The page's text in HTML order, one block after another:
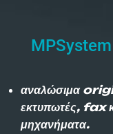
MPSystem
αναλώσιμα
εκτυπωτές, fax
μηχανήματα.